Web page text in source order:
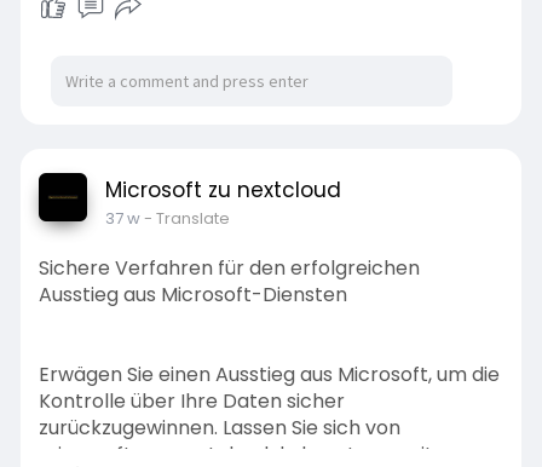
Microsoft zu nextcloud
37 w- Translate
Sichere Verfahren für den erfolgreichen
Ausstieg aus Microsoft-Diensten
Erwägen Sie einen Ausstieg aus Microsoft, um die
Kontrolle über Ihre Daten sicher
zurückzugewinnen. Lassen Sie sich von
microsoft-zu-nextcloud.de beraten – mit